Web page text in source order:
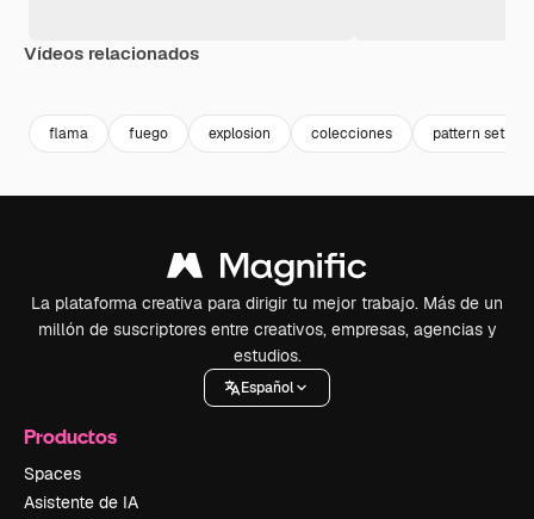
Vídeos relacionados
flama fuego explosion colecciones pattern set
La plataforma creativa para dirigir tu mejor trabajo. Más de un
millón de suscriptores entre creativos, empresas, agencias y
estudios.
Español
Productos
Spaces
Asistente de IA